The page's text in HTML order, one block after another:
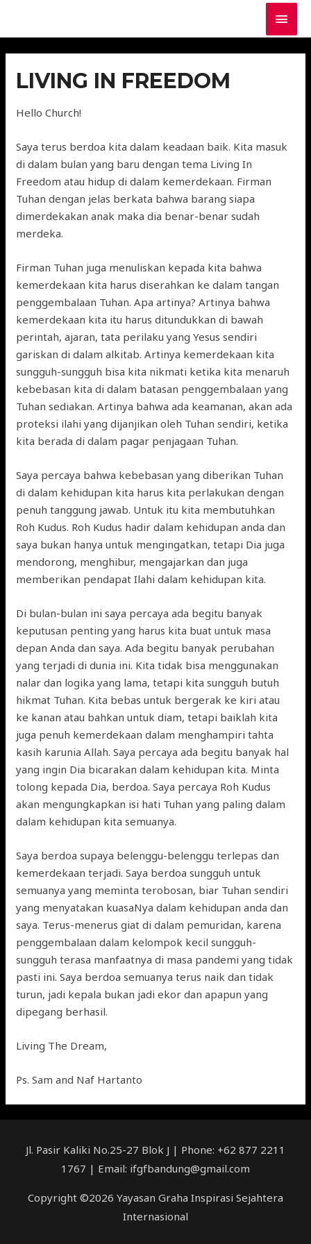
LIVING IN FREEDOM
Hello Church!
Saya terus berdoa kita dalam keadaan baik. Kita masuk
di dalam bulan yang baru dengan tema Living In
Freedom atau hidup di dalam kemerdekaan. Firman
Tuhan dengan jelas berkata bahwa barang siapa
dimerdekakan anak maka dia benar-benar sudah
merdeka.
Firman Tuhan juga menuliskan kepada kita bahwa
kemerdekaan kita harus diserahkan ke dalam tangan
penggembalaan Tuhan. Apa artinya? Artinya bahwa
kemerdekaan kita itu harus ditundukkan di bawah
perintah, ajaran, tata perilaku yang Yesus sendiri
gariskan di dalam alkitab. Artinya kemerdekaan kita
sungguh-sungguh bisa kita nikmati ketika kita menaruh
kebebasan kita di dalam batasan penggembalaan yang
Tuhan sediakan. Artinya bahwa ada keamanan, akan ada
proteksi ilahi yang dijanjikan oleh Tuhan sendiri, ketika
kita berada di dalam pagar penjagaan Tuhan.
Saya percaya bahwa kebebasan yang diberikan Tuhan
di dalam kehidupan kita harus kita perlakukan dengan
penuh tanggung jawab. Untuk itu kita membutuhkan
Roh Kudus. Roh Kudus hadir dalam kehidupan anda dan
saya bukan hanya untuk mengingatkan, tetapi Dia juga
mendorong, menghibur, mengajarkan dan juga
memberikan pendapat Ilahi dalam kehidupan kita.
Di bulan-bulan ini saya percaya ada begitu banyak
keputusan penting yang harus kita buat untuk masa
depan Anda dan saya. Ada begitu banyak perubahan
yang terjadi di dunia ini. Kita tidak bisa menggunakan
nalar dan logika yang lama, tetapi kita sungguh butuh
hikmat Tuhan. Kita bebas untuk bergerak ke kiri atau
ke kanan atau bahkan untuk diam, tetapi baiklah kita
juga penuh kemerdekaan dalam menghampiri tahta
kasih karunia Allah. Saya percaya ada begitu banyak hal
yang ingin Dia bicarakan dalam kehidupan kita. Minta
tolong kepada Dia, berdoa. Saya percaya Roh Kudus
akan mengungkapkan isi hati Tuhan yang paling dalam
dalam kehidupan kita semuanya.
Saya berdoa supaya belenggu-belenggu terlepas dan
kemerdekaan terjadi. Saya berdoa sungguh untuk
semuanya yang meminta terobosan, biar Tuhan sendiri
yang menyatakan kuasaNya dalam kehidupan anda dan
saya. Terus-menerus giat di dalam pemuridan, karena
penggembalaan dalam kelompok kecil sungguh-
sungguh terasa manfaatnya di masa pandemi yang tidak
pasti ini. Saya berdoa semuanya terus naik dan tidak
turun, jadi kepala bukan jadi ekor dan apapun yang
dipegang berhasil.
Living The Dream,
Ps. Sam and Naf Hartanto
Jl. Pasir Kaliki No.25-27 Blok J | Phone: +62 877 2211
1767 | Email: ifgfbandung@gmail.com
Copyright ©2026 Yayasan Graha Inspirasi Sejahtera
Internasional